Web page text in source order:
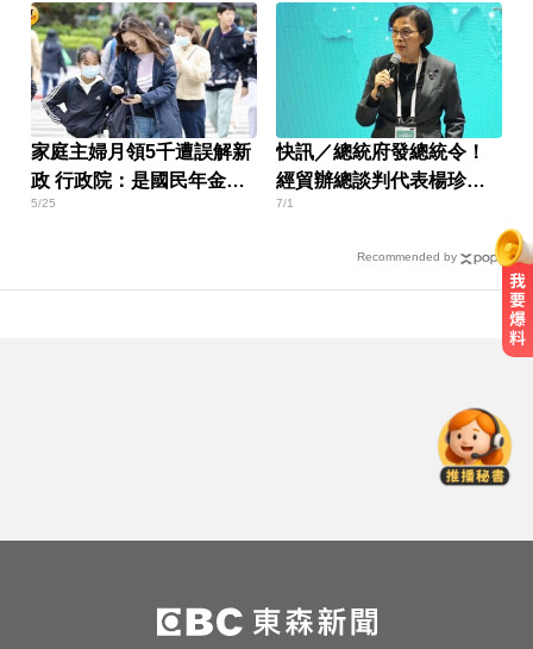
家庭主婦月領5千遭誤解新
政 行政院：是國民年金修
法
5/25
快訊／總統府發總統令！
經貿辦總談判代表楊珍妮
遭免職
7/1
Recommended by
「玉山人壽」
律師勾掮客誆「可買BNT疫苗」 詐
慈濟10億